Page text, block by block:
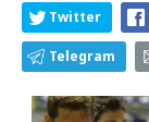
Twitter
Telegram